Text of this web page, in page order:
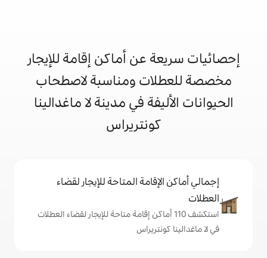
عن أماكن إقامة للإيجار
ومناسبة لاصطحاب
في مدينة لا ماغدالينا
المتاحة للإيجار لقضاء
110 أماكن إقامة متاحة للإيجار لقضاء العطلات